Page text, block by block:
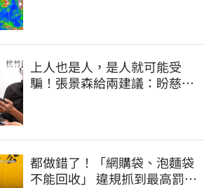
上人也是人，是人就可能受
騙！張景森給兩建議：盼慈濟
都做錯了！「網購袋、泡麵袋
不能回收」 違規抓到最高罰